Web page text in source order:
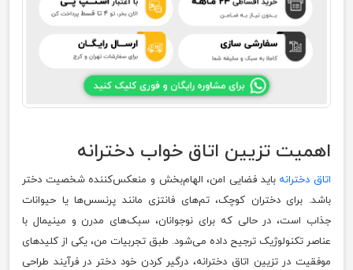
اهمیت تزیین اتاق خواب دخترانه
اتاق دخترانه باید فضایی امن، الهام‌بخش و منعکس‌کننده شخصیت دختر
باشد. برای دختران کوچک، تم‌های فانتزی مانند پرنسس‌ها یا حیوانات
جذاب است، در حالی که برای نوجوانان، سبک‌های مدرن و مینیمال با
عناصر تکنولوژیک ترجیح داده می‌شود. طبق تجربیات من، یکی از کلیدهای
موفقیت در تزیین اتاق دخترانه، درگیر کردن خود دختر در فرآیند طراحی